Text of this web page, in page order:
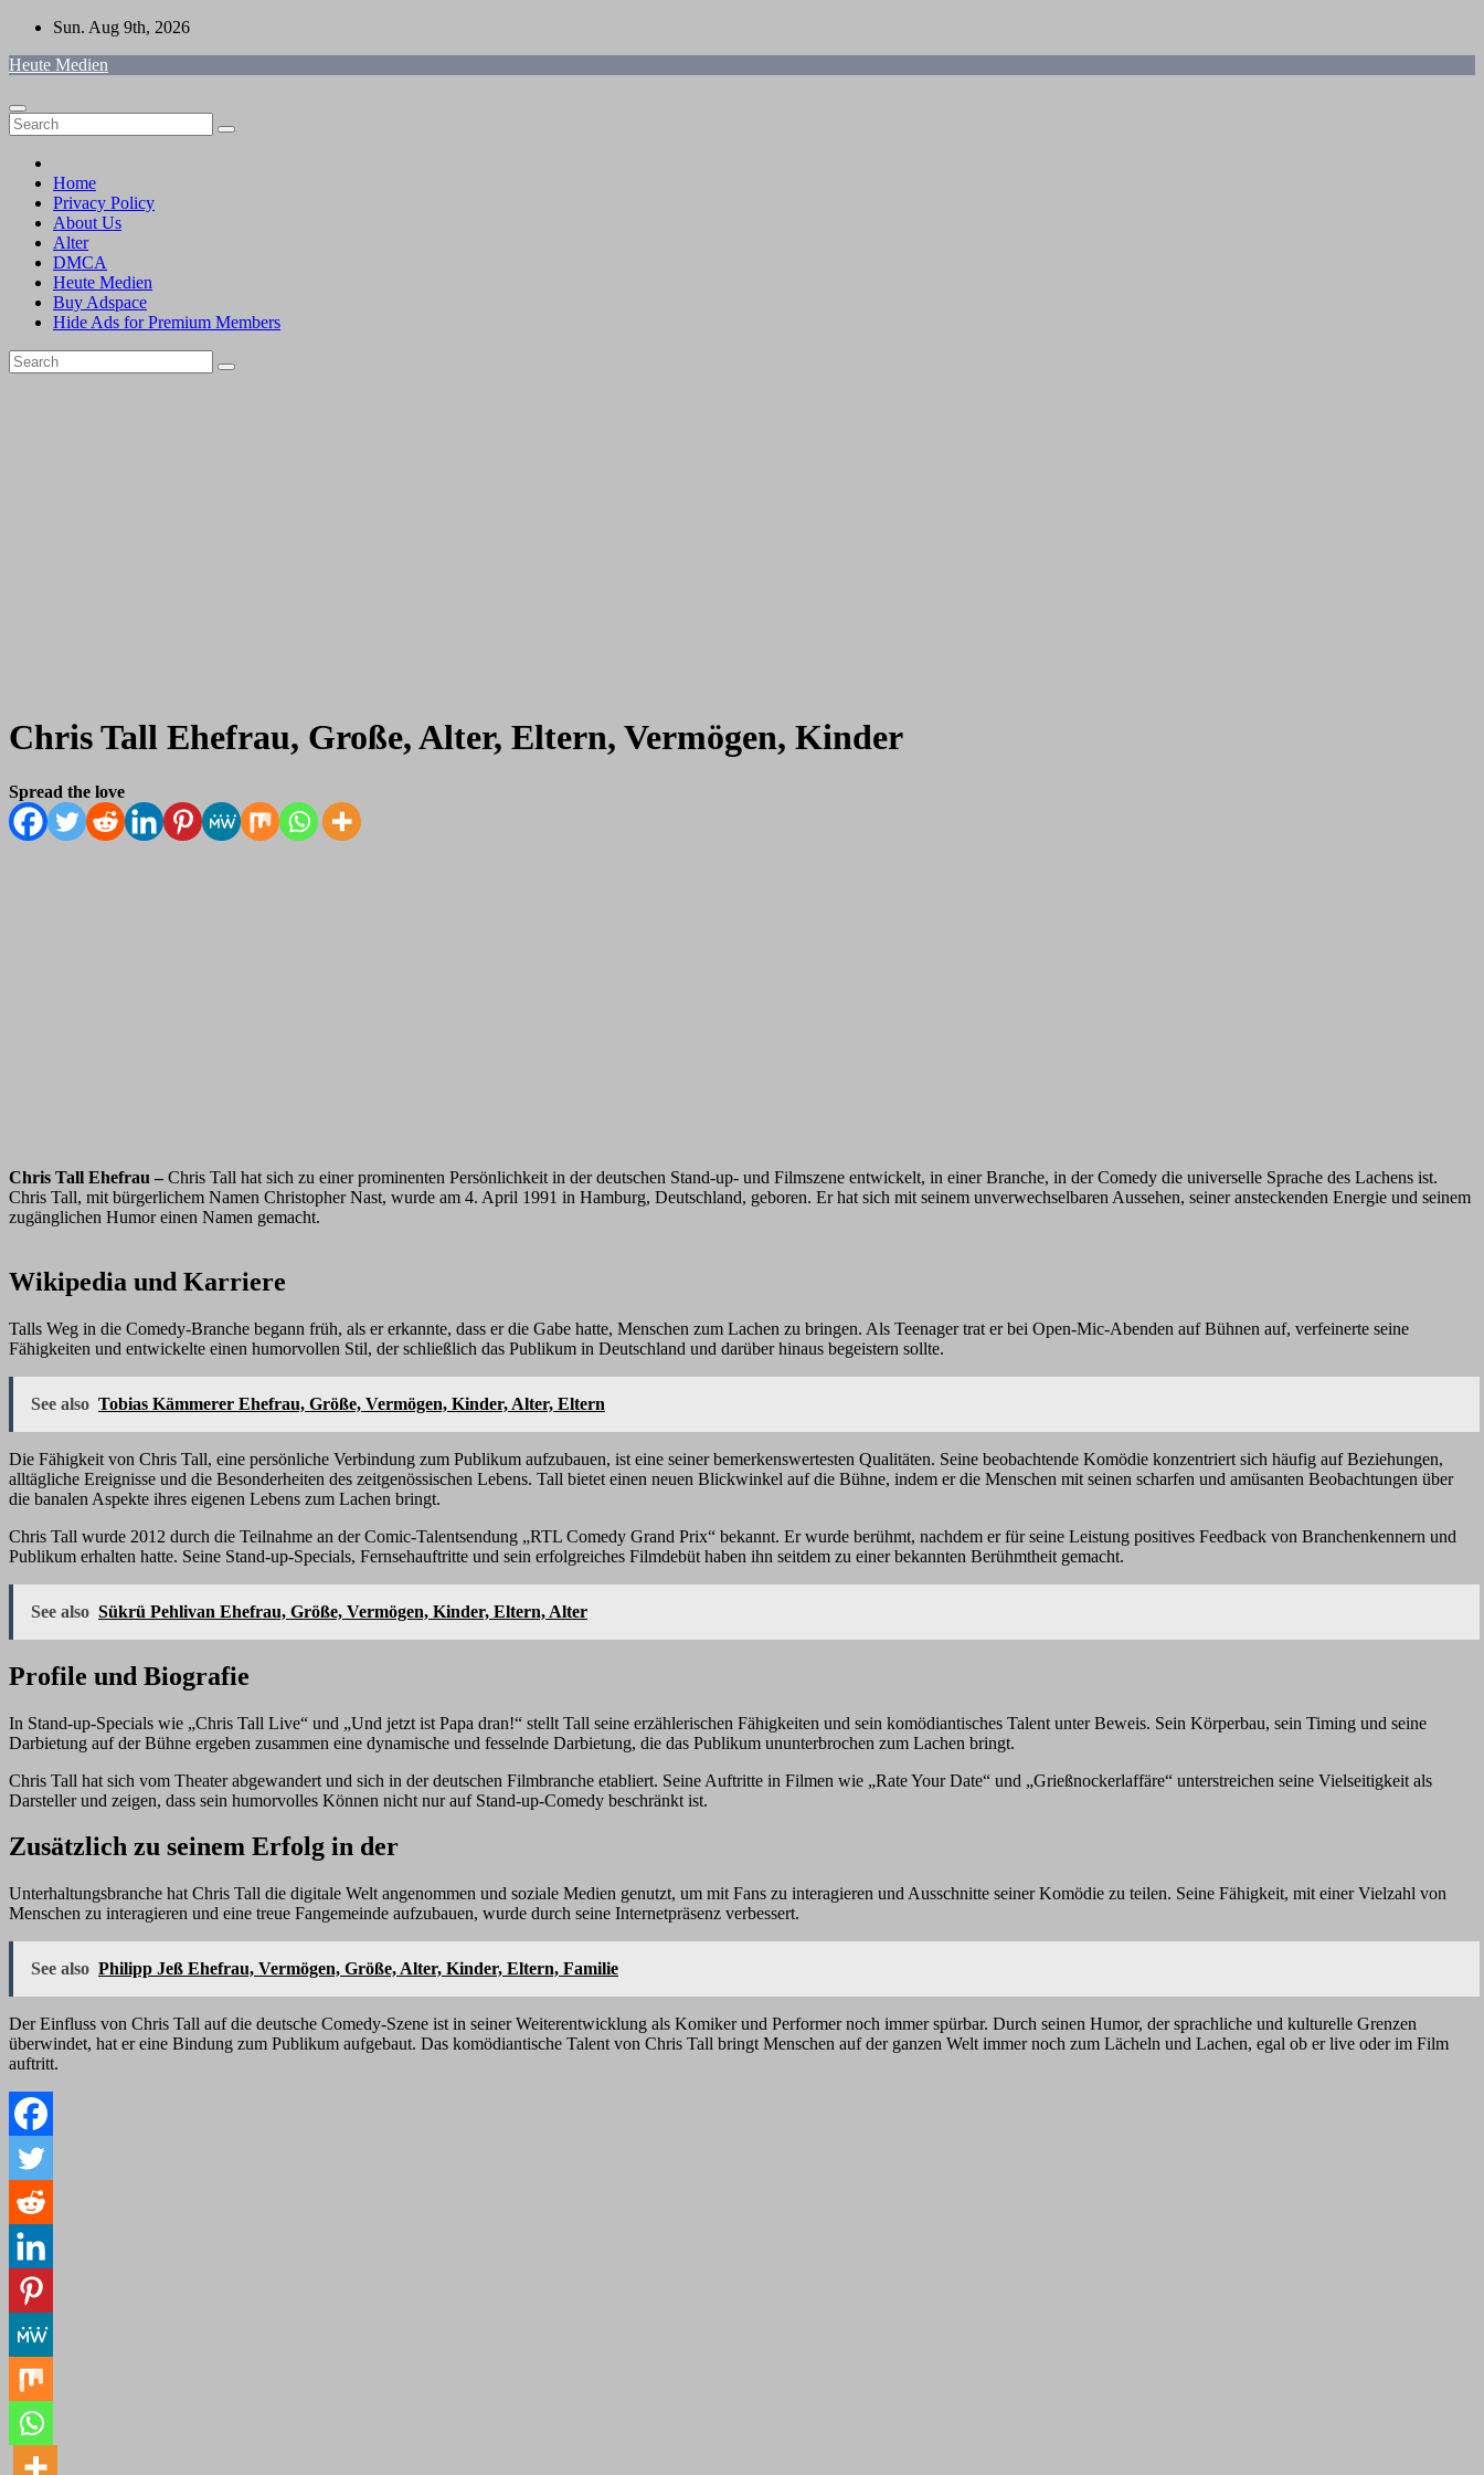
Skip
content
Sun. Aug 9th, 2026
Heute Medien
Home
Privacy Policy
About Us
Alter
DMCA
Heute Medien
Buy Adspace
Hide Ads for Premium Members
Chris Tall Ehefrau, Große, Alter, Eltern, Vermögen, Kinder
Spread the love
Chris Tall Ehefrau – Chris Tall hat sich zu einer prominenten Persönlichkeit in der deutschen Stand-up- und Filmszene entwickelt, in einer Branche, in der Comedy die universelle Sprache des Lachens ist.
Chris Tall, mit bürgerlichem Namen Christopher Nast, wurde am 4. April 1991 in Hamburg, Deutschland, geboren. Er hat sich mit seinem unverwechselbaren Aussehen, seiner ansteckenden Energie und seinem
zugänglichen Humor einen Namen gemacht.
Wikipedia und Karriere
Talls Weg in die Comedy-Branche begann früh, als er erkannte, dass er die Gabe hatte, Menschen zum Lachen zu bringen. Als Teenager trat er bei Open-Mic-Abenden auf Bühnen auf, verfeinerte seine
Fähigkeiten und entwickelte einen humorvollen Stil, der schließlich das Publikum in Deutschland und darüber hinaus begeistern sollte.
See also Tobias Kämmerer Ehefrau, Größe, Vermögen, Kinder, Alter, Eltern
Die Fähigkeit von Chris Tall, eine persönliche Verbindung zum Publikum aufzubauen, ist eine seiner bemerkenswertesten Qualitäten. Seine beobachtende Komödie konzentriert sich häufig auf Beziehungen,
alltägliche Ereignisse und die Besonderheiten des zeitgenössischen Lebens. Tall bietet einen neuen Blickwinkel auf die Bühne, indem er die Menschen mit seinen scharfen und amüsanten Beobachtungen über
die banalen Aspekte ihres eigenen Lebens zum Lachen bringt.
Chris Tall wurde 2012 durch die Teilnahme an der Comic-Talentsendung „RTL Comedy Grand Prix“ bekannt. Er wurde berühmt, nachdem er für seine Leistung positives Feedback von Branchenkennern und
Publikum erhalten hatte. Seine Stand-up-Specials, Fernsehauftritte und sein erfolgreiches Filmdebüt haben ihn seitdem zu einer bekannten Berühmtheit gemacht.
See also Sükrü Pehlivan Ehefrau, Größe, Vermögen, Kinder, Eltern, Alter
Profile und Biografie
In Stand-up-Specials wie „Chris Tall Live“ und „Und jetzt ist Papa dran!“ stellt Tall seine erzählerischen Fähigkeiten und sein komödiantisches Talent unter Beweis. Sein Körperbau, sein Timing und seine
Darbietung auf der Bühne ergeben zusammen eine dynamische und fesselnde Darbietung, die das Publikum ununterbrochen zum Lachen bringt.
Chris Tall hat sich vom Theater abgewandert und sich in der deutschen Filmbranche etabliert. Seine Auftritte in Filmen wie „Rate Your Date“ und „Grießnockerlaffäre“ unterstreichen seine Vielseitigkeit als
Darsteller und zeigen, dass sein humorvolles Können nicht nur auf Stand-up-Comedy beschränkt ist.
Zusätzlich zu seinem Erfolg in der
Unterhaltungsbranche hat Chris Tall die digitale Welt angenommen und soziale Medien genutzt, um mit Fans zu interagieren und Ausschnitte seiner Komödie zu teilen. Seine Fähigkeit, mit einer Vielzahl von
Menschen zu interagieren und eine treue Fangemeinde aufzubauen, wurde durch seine Internetpräsenz verbessert.
See also Philipp Jeß Ehefrau, Vermögen, Größe, Alter, Kinder, Eltern, Familie
Der Einfluss von Chris Tall auf die deutsche Comedy-Szene ist in seiner Weiterentwicklung als Komiker und Performer noch immer spürbar. Durch seinen Humor, der sprachliche und kulturelle Grenzen
überwindet, hat er eine Bindung zum Publikum aufgebaut. Das komödiantische Talent von Chris Tall bringt Menschen auf der ganzen Welt immer noch zum Lächeln und Lachen, egal ob er live oder im Film
auftritt.